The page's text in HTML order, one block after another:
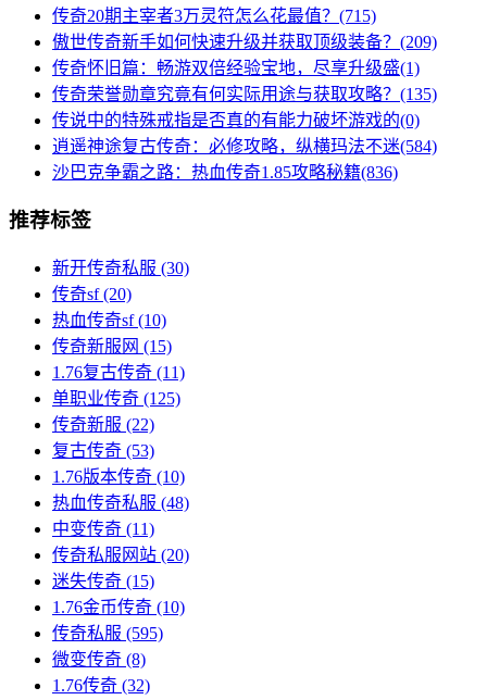
传奇20期主宰者3万灵符怎么花最值？(715)
傲世传奇新手如何快速升级并获取顶级装备？(209)
传奇怀旧篇：畅游双倍经验宝地，尽享升级盛(1)
传奇荣誉勋章究竟有何实际用途与获取攻略？(135)
传说中的特殊戒指是否真的有能力破坏游戏的(0)
逍遥神途复古传奇：必修攻略，纵横玛法不迷(584)
沙巴克争霸之路：热血传奇1.85攻略秘籍(836)
推荐标签
新开传奇私服 (30)
传奇sf(20)
热血传奇sf(10)
传奇新服网 (15)
1.76复古传奇 (11)
单职业传奇 (125)
传奇新服 (22)
复古传奇 (53)
1.76版本传奇 (10)
热血传奇私服 (48)
中变传奇 (11)
传奇私服网站 (20)
迷失传奇 (15)
1.76金币传奇 (10)
传奇私服 (595)
微变传奇 (8)
1.76传奇 (32)